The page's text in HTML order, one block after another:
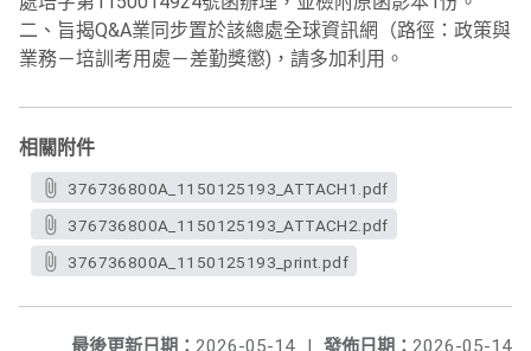
二、旨揭Q&A業同步置於該總處全球資訊網（路徑：政策與
業務－培訓考用處－差勤獎懲)，請多加利用。
相關附件
376736800A_1150125193_ATTACH1.pdf
376736800A_1150125193_ATTACH2.pdf
376736800A_1150125193_print.pdf
發佈日期： 2026-05-14
最後更新日期： 2026-05-14 |